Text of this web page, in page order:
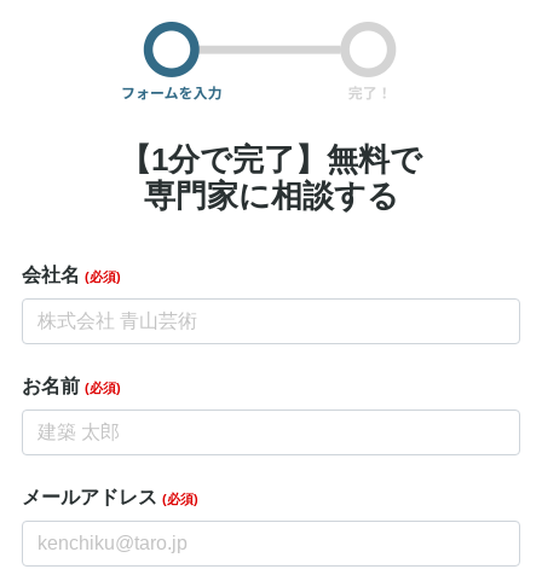
【1分で完了】無料で
専門家に相談する
会社名 (必須)
お名前 (必須)
メールアドレス (必須)